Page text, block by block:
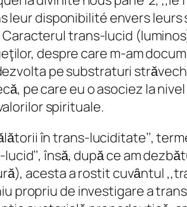
disponibilité envers leurs
Caracterul trans-lucid
despre care m-am
pe substraturi
pe care eu o asociez la
spirituale.
în trans-luciditate’’,
însǎ, dupǎ ce am
acesta a rostit cuvȃntul
propriu de investigare a